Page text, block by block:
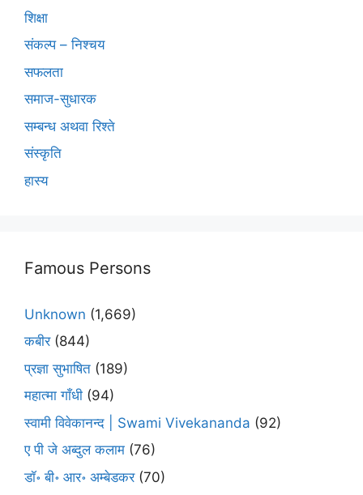
शिक्षा
संकल्प – निश्चय
सफलता
समाज-सुधारक
सम्बन्ध अथवा रिश्ते
संस्कृति
हास्य
Famous Persons
Unknown (1,669)
कबीर(844)
प्रज्ञा सुभाषित (189)
महात्मा गाँधी (94)
स्वामी विवेकानन्द | Swami Vivekananda (92)
ए पी जे अब्दुल कलाम (76)
डॉ॰ बी॰ आर॰ अम्बेडकर(70)